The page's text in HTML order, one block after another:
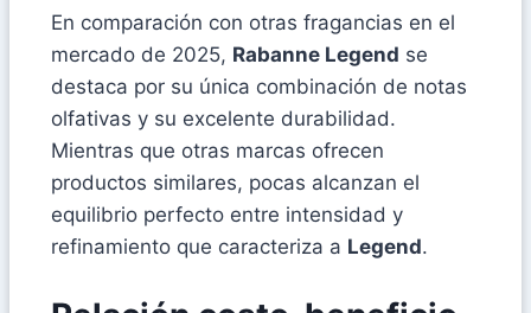
En comparación con otras fragancias en el
mercado de 2025, Rabanne Legend se
destaca por su única combinación de notas
olfativas y su excelente durabilidad.
Mientras que otras marcas ofrecen
productos similares, pocas alcanzan el
equilibrio perfecto entre intensidad y
refinamiento que caracteriza a Legend.